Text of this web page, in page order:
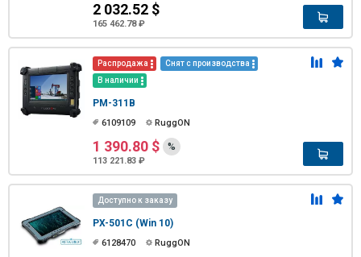
2 032.52 $
165 462.78 ₽
Распродажа
Снят с производства
В наличии
PM-311B
6109109 RuggON
1 390.80 $
113 221.83 ₽
%
Доступно к заказу
PX-501C (Win 10)
6128470 RuggON